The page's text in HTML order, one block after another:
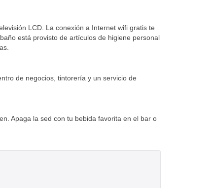
LCD. La conexión a Internet wifi gratis te
está provisto de artículos de higiene personal
de negocios, tintorería y un servicio de
Apaga la sed con tu bebida favorita en el bar o